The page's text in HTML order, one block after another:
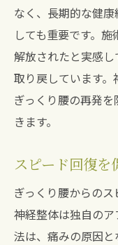
なく、長期的な健
しても重要です。
解放されたと実感
取り戻しています。
ぎっくり腰の再発
きます。
スピード回復を
ぎっくり腰からのス
神経整体は独自の
法は、痛みの原因